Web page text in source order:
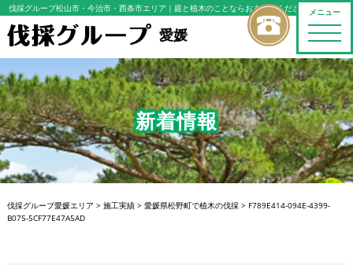
メニュー
toggle
伐採グループ松山市・今治市・西条市エリア ｜庭と植木のことならおまかせください
愛媛
新着情報
伐採グループ愛媛エリア > 施工実績> 愛媛県松野町で植木の伐採> F789E414-094E-4399-
B075-5CF77E47A5AD